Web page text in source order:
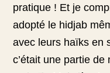
pratique ! Et je
adopté le hidjab
avec leurs haïks en
c’était une partie